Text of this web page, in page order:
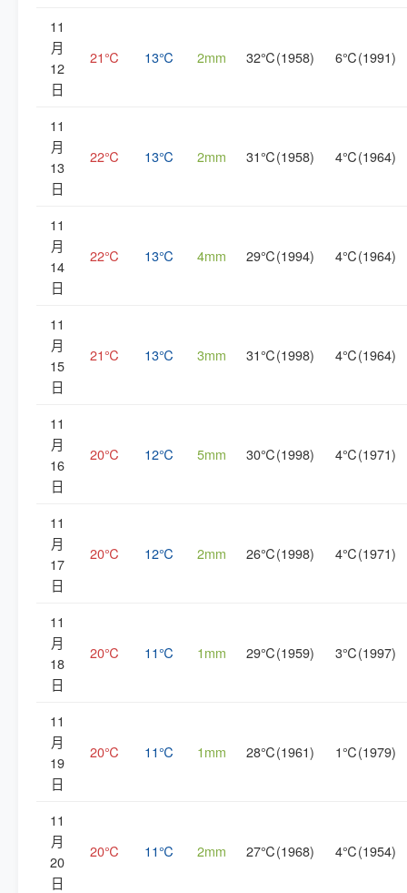
11
月
12
日
21℃ 13℃ 2mm 32℃(1958) 6℃(1991)
11
月
13
日
22℃ 13℃ 2mm 31℃(1958) 4℃(1964)
11
月
14
日
22℃ 13℃ 4mm 29℃(1994) 4℃(1964)
11
月
15
日
21℃ 13℃ 3mm 31℃(1998) 4℃(1964)
11
月
16
日
20℃ 12℃ 5mm 30℃(1998) 4℃(1971)
11
月
17
日
20℃ 12℃ 2mm 26℃(1998) 4℃(1971)
11
月
18
日
20℃ 11℃ 1mm 29℃(1959) 3℃(1997)
11
月
19
日
20℃ 11℃ 1mm 28℃(1961) 1℃(1979)
11
月
20
日
20℃ 11℃ 2mm 27℃(1968) 4℃(1954)